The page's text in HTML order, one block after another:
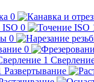
Развертывание